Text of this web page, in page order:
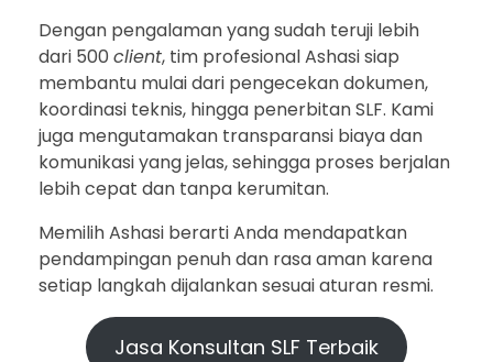
Dengan pengalaman yang sudah teruji lebih
dari 500 client, tim profesional Ashasi siap
membantu mulai dari pengecekan dokumen,
koordinasi teknis, hingga penerbitan SLF. Kami
juga mengutamakan transparansi biaya dan
komunikasi yang jelas, sehingga proses berjalan
lebih cepat dan tanpa kerumitan.
Memilih Ashasi berarti Anda mendapatkan
pendampingan penuh dan rasa aman karena
setiap langkah dijalankan sesuai aturan resmi.
Jasa Konsultan SLF Terbaik